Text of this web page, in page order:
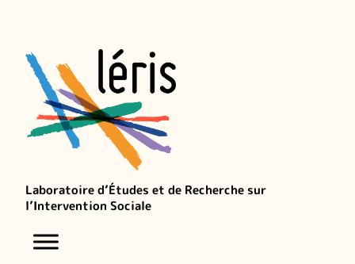
Laboratoire d’Études et de Recherche sur
l’Intervention Sociale